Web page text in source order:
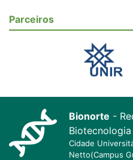
Parceiros
Bionorte -
Cidade
Netto(Campus